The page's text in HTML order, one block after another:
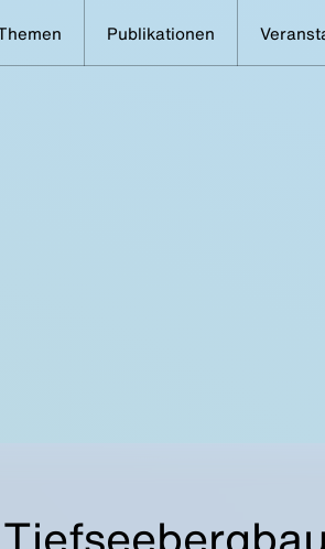
Publikationen